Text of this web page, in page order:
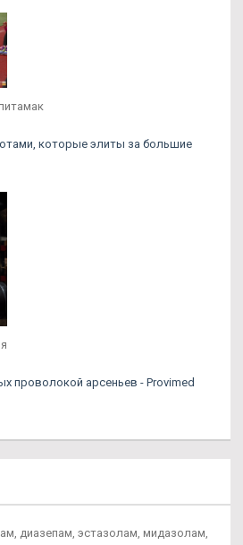
которые элиты за большие
проволокой арсеньев - Provimed
диазепам, эстазолам, мидазолам,